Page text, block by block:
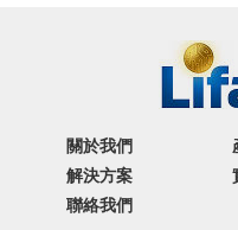
關於我們
解決方案
聯絡我們